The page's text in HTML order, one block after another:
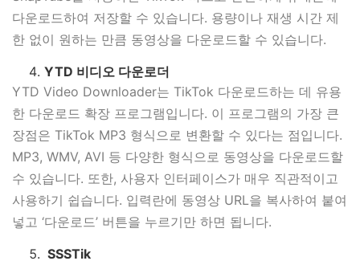
다운로드하여 저장할 수 있습니다. 용량이나 재생 시간 제
한 없이 원하는 만큼 동영상을 다운로드할 수 있습니다.
YTD 비디오 다운로더
YTD Video Downloader는 TikTok 다운로드하는 데 유용
한 다운로드 확장 프로그램입니다. 이 프로그램의 가장 큰
장점은 TikTok MP3 형식으로 변환할 수 있다는 점입니다.
MP3, WMV, AVI 등 다양한 형식으로 동영상을 다운로드할
수 있습니다. 또한, 사용자 인터페이스가 매우 직관적이고
사용하기 쉽습니다. 입력란에 동영상 URL을 복사하여 붙여
넣고 ‘다운로드’ 버튼을 누르기만 하면 됩니다.
SSSTik